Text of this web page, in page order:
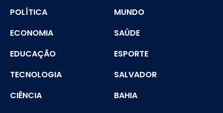
POLÍTICA
MUNDO
ECONOMIA
SAÚDE
EDUCAÇÃO
ESPORTE
TECNOLOGIA
SALVADOR
CIÊNCIA
BAHIA